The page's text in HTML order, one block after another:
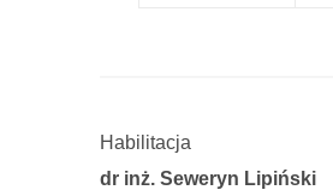
Habilitacja
dr inż. Seweryn Lipiński